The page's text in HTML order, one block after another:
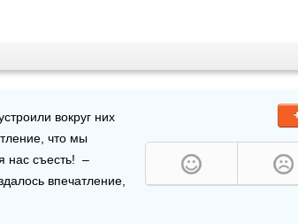
вокруг них
что мы
нас съесть!  –
впечатление,